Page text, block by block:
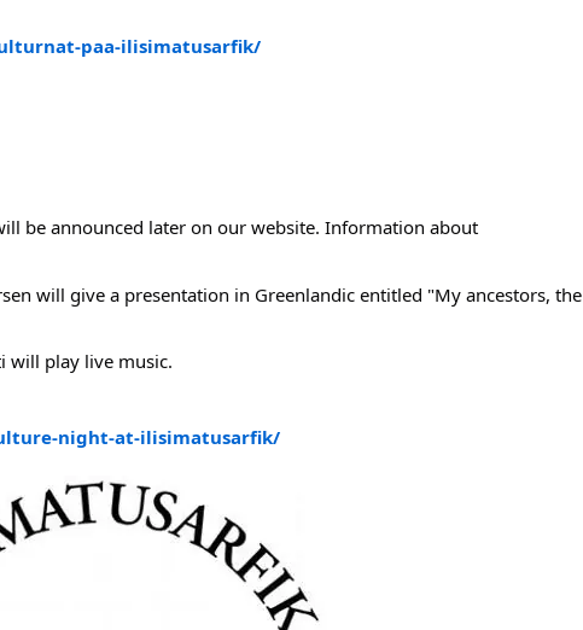
paa-ilisimatusarfik/
be announced later on our website. Information about
will give a presentation in Greenlandic entitled "My ancestors, the
will play live music.
night-at-ilisimatusarfik/